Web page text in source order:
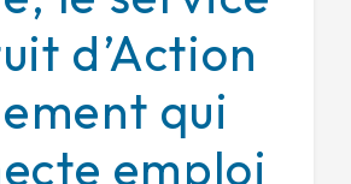
d’Action
qui
emploi